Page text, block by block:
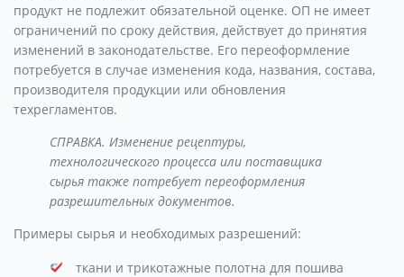
продукт не подлежит обязательной оценке. ОП не имеет
ограничений по сроку действия, действует до принятия
изменений в законодательстве. Его переоформление
потребуется в случае изменения кода, названия, состава,
производителя продукции или обновления
техрегламентов.
СПРАВКА. Изменение рецептуры,
технологического процесса или поставщика
сырья также потребует переоформления
разрешительных документов.
Примеры сырья и необходимых разрешений:
ткани и трикотажные полотна для пошива